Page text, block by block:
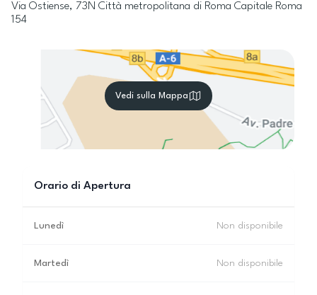
Via Ostiense, 73N Città metropolitana di Roma Capitale Roma
154
Vedi sulla Mappa
Orario di Apertura
Lunedì Non disponibile
Martedì Non disponibile